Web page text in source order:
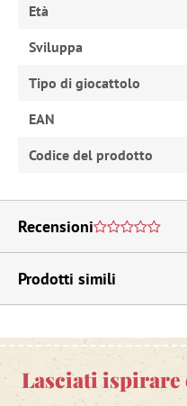
Età
Sviluppa
Tipo di giocattolo
EAN
Codice del prodotto
Recensioni
Prodotti simili
Lasciati ispirare